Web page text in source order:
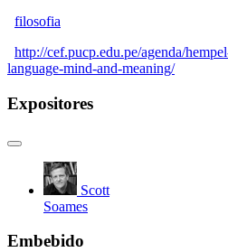
Presentation (3 de 4)
Hempel Lectures 2013
Information: A Case
Philosophy to Science (2
filosofia
http://cef.pucp.edu.pe/agenda/
language-mind-and-meaning/
Expositores
Scott
Soames
Embebido